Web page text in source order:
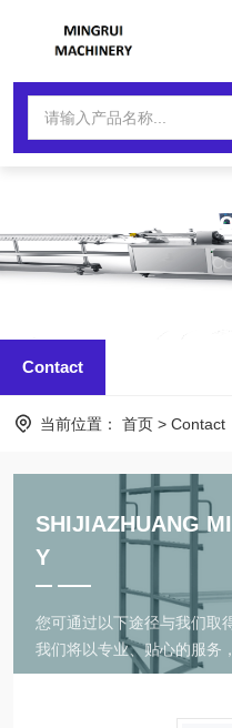
Contact
当前位置： 首页 > Contact
SHIJIAZHUANG
Y
您可通过以下途径与我们取
我们将以专业、贴心的服务